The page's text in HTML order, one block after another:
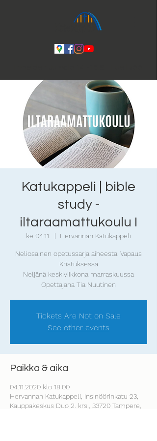
Katukappeli | bible
study -
iltaraamattukoulu I
ke 04.11.
  |
Hervannan Katukappeli
Neliosainen opetussarja aiheesta: Vapaus
Kristuksessa
Neljänä keskiviikkona marraskuussa
Opettajana Tia Nuutinen
Tickets Are Not on Sale
See other events
Paikka & aika
04.11.2020 klo 18.00
Hervannan Katukappeli, Insinöörinkatu 23,
Kauppakeskus Duo 2. krs., 33720 Tampere,